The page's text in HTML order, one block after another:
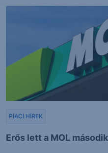
Erős lett a MOL
PIACI HÍREK